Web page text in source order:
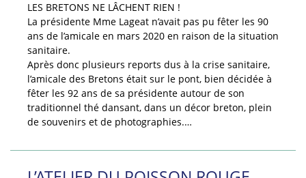
LES BRETONS NE LÂCHENT RIEN !
La présidente Mme Lageat n’avait pas pu fêter les 90
ans de l’amicale en mars 2020 en raison de la situation
sanitaire.
Après donc plusieurs reports dus à la crise sanitaire,
l’amicale des Bretons était sur le pont, bien décidée à
fêter les 92 ans de sa présidente autour de son
traditionnel thé dansant, dans un décor breton, plein
de souvenirs et de photographies.…